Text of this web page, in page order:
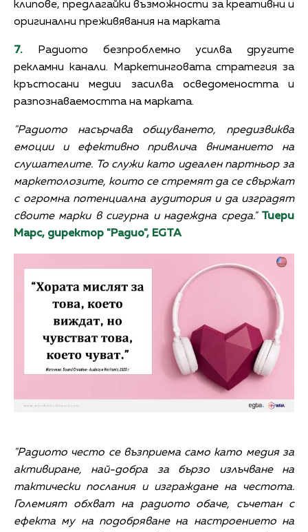
клипове, предлагайки възможности за креативни и
оригинални преживявания на марката
7.
Радиото безпроблемно усилва другите
рекламни канали. Маркетинговата стратегия за
кръстосани медии засилва осведомеността и
разпознаваемостта на марката.
"Радиото насърчава общуването, предизвиква
емоции и ефективно привлича вниманието на
слушателите. То служи като идеален партньор за
маркетолозите, които се стремят да се свържат
с огромна потенциална аудитория и да изградят
своите марки в сигурна и надеждна среда." Тиери
Марс, директор "Радио", EGTA
"Радиото често се възприема само като медия за
активиране, най-добра за бързо излъчване на
тактически послания и изграждане на честота.
Големият обхват на радиото обаче, съчетан с
ефекта му на подобряване на настроението на